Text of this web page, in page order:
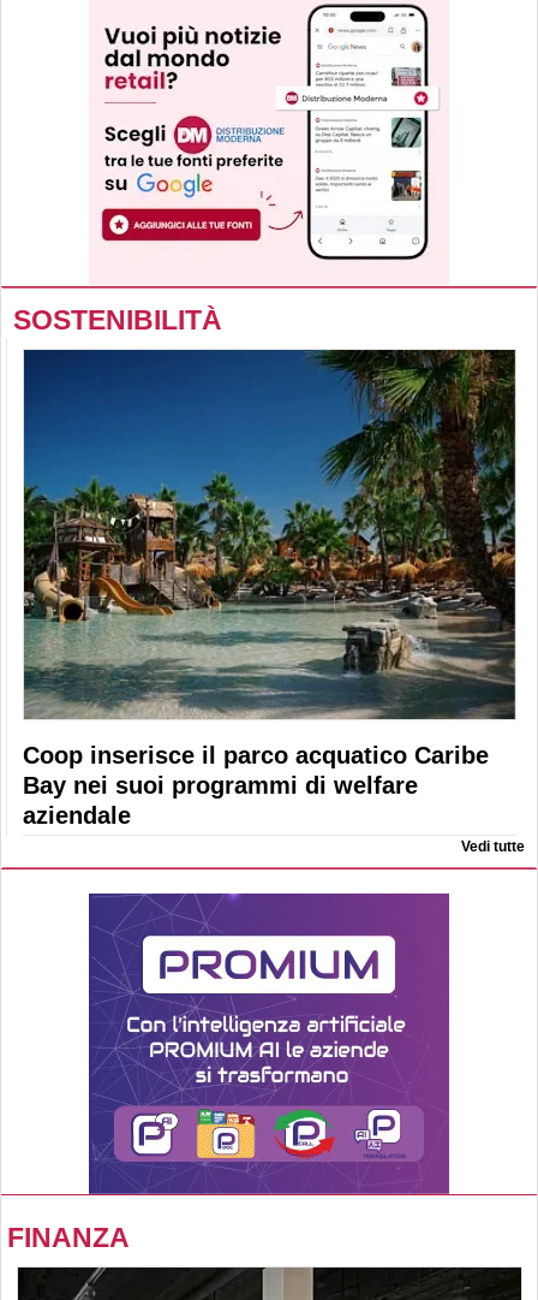
SOSTENIBILITÀ
Coop inserisce il parco acquatico Caribe
Bay nei suoi programmi di welfare
aziendale
Vedi tutte
FINANZA